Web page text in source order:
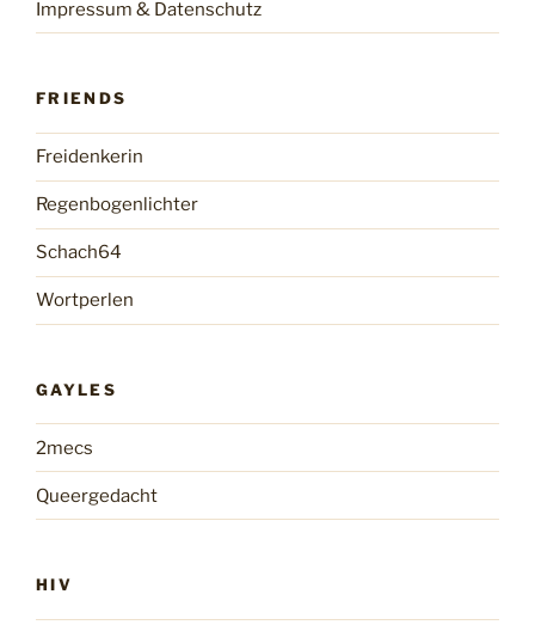
Impressum & Datenschutz
FRIENDS
Freidenkerin
Regenbogenlichter
Schach64
Wortperlen
GAYLES
2mecs
Queergedacht
HIV